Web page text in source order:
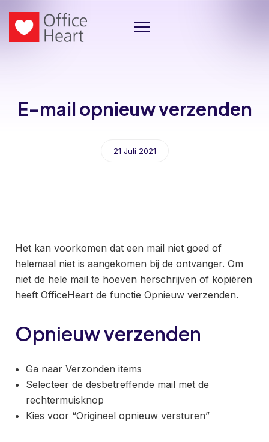
E-mail opnieuw verzenden
21 Juli 2021
Het kan voorkomen dat een mail niet goed of
helemaal niet is aangekomen bij de ontvanger. Om
niet de hele mail te hoeven herschrijven of kopiëren
heeft OfficeHeart de functie Opnieuw verzenden.
Opnieuw verzenden
Ga naar Verzonden items
Selecteer de desbetreffende mail met de
rechtermuisknop
Kies voor “Origineel opnieuw versturen”